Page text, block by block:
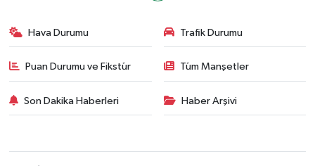
Hava Durumu Trafik Durumu
Puan Durumu ve Fikstür Tüm Manşetler
Son Dakika Haberleri Haber Arşivi